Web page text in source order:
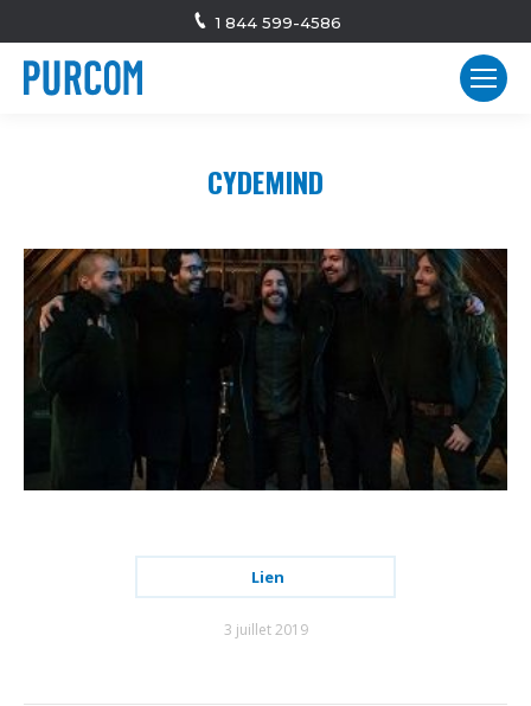
1 844 599-4586
CYDEMIND
Lien
3 juillet 2019